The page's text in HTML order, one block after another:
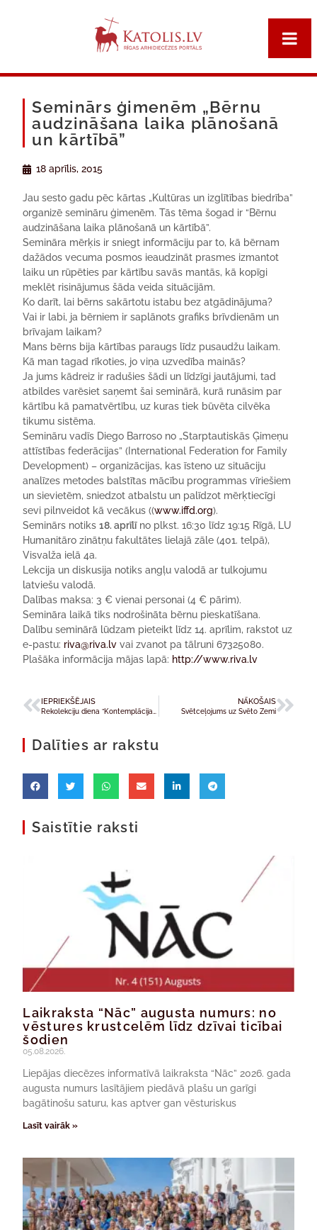
Seminārs ģimenēm „Bērnu
audzināšana laika plānošanā
un kārtībā”
18 aprīlis, 2015
Jau sesto gadu pēc kārtas „Kultūras un izglītības biedrība”
organizē semināru ģimenēm. Tās tēma šogad ir “Bērnu
audzināšana laika plānošanā un kārtībā”.
Semināra mērķis ir sniegt informāciju par to, kā bērnam
dažādos vecuma posmos ieaudzināt prasmes izmantot
laiku un rūpēties par kārtību savās mantās, kā kopīgi
meklēt risinājumus šāda veida situācijām.
Ko darīt, lai bērns sakārtotu istabu bez atgādinājuma?
Vai ir labi, ja bērniem ir saplānots grafiks brīvdienām un
brīvajam laikam?
Mans bērns bija kārtības paraugs līdz pusaudžu laikam.
Kā man tagad rīkoties, jo viņa uzvedība mainās?
Ja jums kādreiz ir radušies šādi un līdzīgi jautājumi, tad
atbildes varēsiet saņemt šai seminārā, kurā runāsim par
kārtību kā pamatvērtību, uz kuras tiek būvēta cilvēka
tikumu sistēma.
Semināru vadīs Diego Barroso no „Starptautiskās Ģimeņu
attīstības federācijas” (International Federation for Family
Development) – organizācijas, kas īsteno uz situāciju
analīzes metodes balstītas mācību programmas vīriešiem
un sievietēm, sniedzot atbalstu un palīdzot mērķtiecīgi
sevi pilnveidot kā vecākus ((www.iffd.org).
Seminārs notiks18. aprīlīno plkst. 16:30 līdz 19:15 Rīgā, LU
Humanitāro zinātņu fakultātes lielajā zāle (401. telpā),
Visvalža ielā 4a.
Lekcija un diskusija notiks angļu valodā ar tulkojumu
latviešu valodā.
Dalības maksa: 3 € vienai personai (4 € pārim).
Semināra laikā tiks nodrošināta bērnu pieskatīšana.
Dalību seminārā lūdzam pieteikt līdz 14. aprīlim, rakstot uz
e-pastu: riva@riva.lv vai zvanot pa tālruni 67325080.
Plašāka informācija mājas lapā: http://www.riva.lv
IEPRIEKŠĒJAIS NĀKOŠAIS
Svētceļojums uz Svēto Zemi
Dalīties ar rakstu
Saistītie raksti
Laikraksta “Nāc” augusta numurs: no
vēstures krustcelēm līdz dzīvai ticībai
šodien
05.08.2026.
Liepājas diecēzes informatīvā laikraksta “Nāc” 2026. gada
augusta numurs lasītājiem piedāvā plašu un garīgi
bagātinošu saturu, kas aptver gan vēsturiskus
Lasīt vairāk »